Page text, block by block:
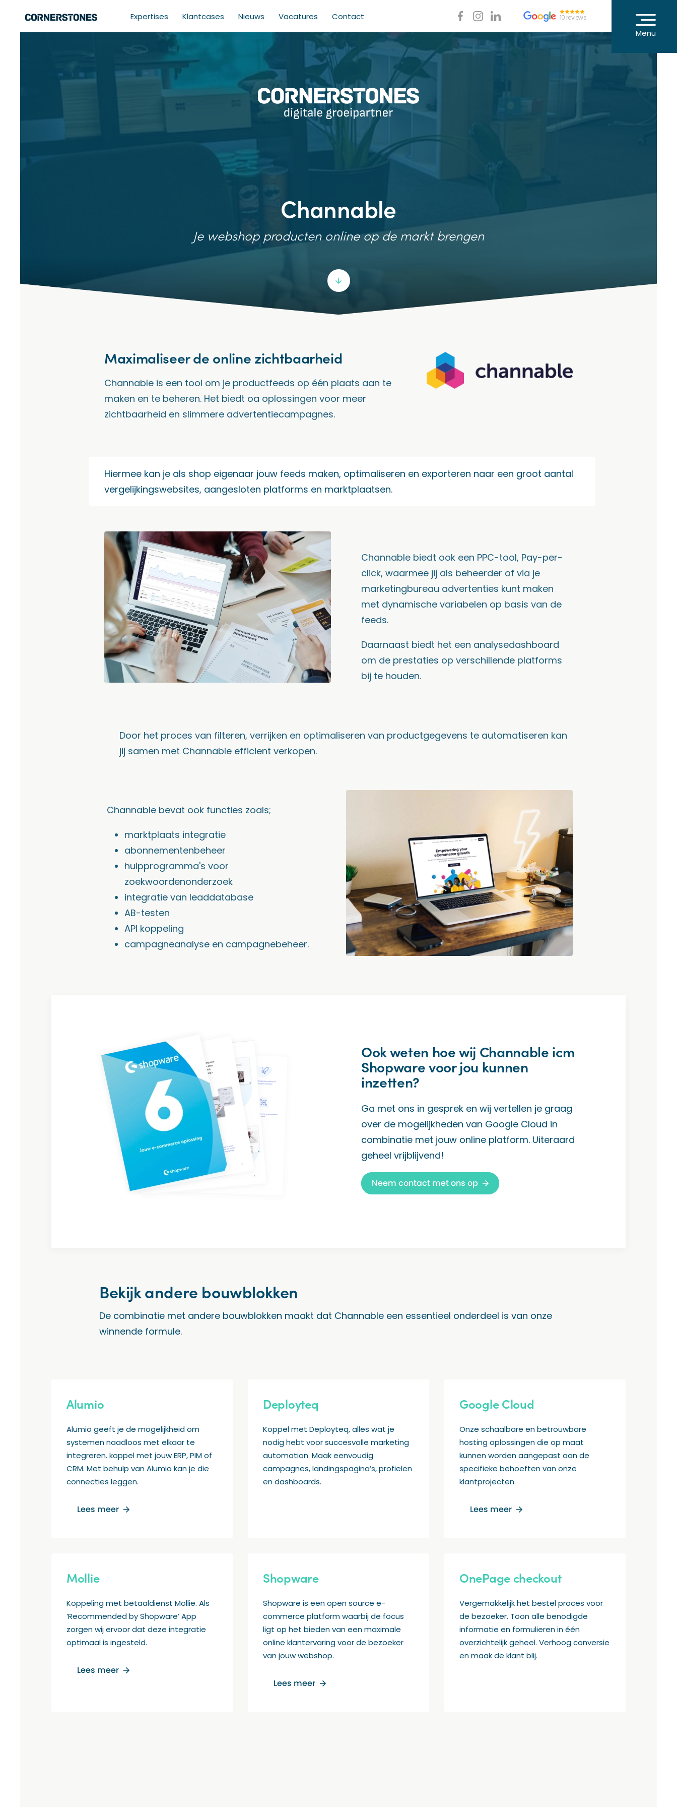
Expertises Klantcases Nieuws Vacatures Contact 10 reviews
Menu
Channable
Je webshop producten online op de markt brengen
Maximaliseer de online zichtbaarheid
Channable is een tool om je productfeeds op één plaats aan te
maken en te beheren. Het biedt oa oplossingen voor meer
zichtbaarheid en slimmere advertentiecampagnes.
Hiermee kan je als shop eigenaar jouw feeds maken, optimaliseren en exporteren naar een groot aantal
vergelijkingswebsites, aangesloten platforms en marktplaatsen.
Channable biedt ook een PPC-tool, Pay-per-
click, waarmee jij als beheerder of via je
marketingbureau advertenties kunt maken
met dynamische variabelen op basis van de
feeds.
Daarnaast biedt het een analysedashboard
om de prestaties op verschillende platforms
bij te houden.
Door het proces van filteren, verrijken en optimaliseren van productgegevens te automatiseren kan
jij samen met Channable efficient verkopen.
Channable bevat ook functies zoals;
marktplaats integratie
abonnementenbeheer
hulpprogramma's voor
zoekwoordenonderzoek
integratie van leaddatabase
AB-testen
API koppeling
campagneanalyse en campagnebeheer.
Ook weten hoe wij Channable icm
Shopware voor jou kunnen
inzetten?
Ga met ons in gesprek en wij vertellen je graag
over de mogelijkheden van Google Cloud in
combinatie met jouw online platform. Uiteraard
geheel vrijblijvend!
Neem contact met ons op
Bekijk andere bouwblokken
De combinatie met andere bouwblokken maakt dat Channable een essentieel onderdeel is van onze
winnende formule.
Alumio
Alumio geeft je de mogelijkheid om
systemen naadloos met elkaar te
integreren. koppel met jouw ERP, PIM of
CRM. Met behulp van Alumio kan je die
connecties leggen.
Lees meer
Deployteq
Koppel met Deployteq, alles wat je
nodig hebt voor succesvolle marketing
automation. Maak eenvoudig
campagnes, landingspagina’s, profielen
en dashboards.
Google Cloud
Onze schaalbare en betrouwbare
hosting oplossingen die op maat
kunnen worden aangepast aan de
specifieke behoeften van onze
klantprojecten.
Lees meer
Mollie
Koppeling met betaaldienst Mollie. Als
‘Recommended by Shopware’ App
zorgen wij ervoor dat deze integratie
optimaal is ingesteld.
Lees meer
Shopware
Shopware is een open source e-
commerce platform waarbij de focus
ligt op het bieden van een maximale
online klantervaring voor de bezoeker
van jouw webshop.
Lees meer
OnePage checkout
Vergemakkelijk het bestel proces voor
de bezoeker. Toon alle benodigde
informatie en formulieren in één
overzichtelijk geheel. Verhoog conversie
en maak de klant blij.